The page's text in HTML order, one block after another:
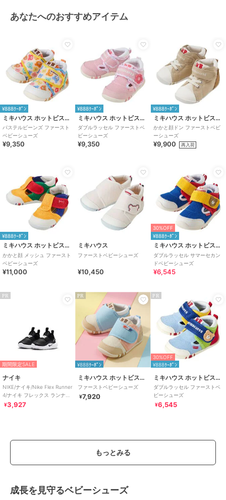
カラー
白×ブルー、ピンク、マルチカラ
素材
ピンク/マルチカラー/白×ブルー/キ
ャメル：（皮革部分） 合成皮革、
（底材の種類） 合成底
商品のお取り扱い方法
原産国 中国
あなたへのおすすめアイテム
¥888ｸｰﾎﾟﾝ
ミキハウス ホットビスケッツ
パステルビーンズ ファースト
ベビーシューズ
¥9,350
¥888ｸｰﾎﾟﾝ
ミキハウス ホットビスケッツ
ダブルラッセル ファーストベ
ビーシューズ
¥9,350
¥888ｸｰﾎﾟﾝ
ミキハウス ホットビスケッツ
かかと顔ドン ファーストベビ
ーシューズ
¥9,900 再入荷
¥888ｸｰﾎﾟﾝ
ミキハウス ホットビスケッツ
かかと顔 メッシュ ファースト
ベビーシューズ
¥11,000
ミキハウス
ファーストベビーシューズ
¥10,450
30%OFF
¥888ｸｰﾎﾟﾝ
ミキハウス ホットビスケッツ
ダブルラッセル サマーセカン
ドベビーシューズ
¥6,545
PR
期間限定SALE
ナイキ
NIKE/ナイキ/Nike Flex Runner
4/ナイキ フレックス ランナー
4¥3,927
PR
¥888ｸｰﾎﾟﾝ
ミキハウス ホットビスケッツ
ファーストベビーシューズ
¥7,920
PR
30%OFF
¥888ｸｰﾎﾟﾝ
ミキハウス ホットビスケッツ
ダブルラッセル ファーストベ
ビーシューズ
¥6,545
もっとみる
成長を見守るベビーシューズ